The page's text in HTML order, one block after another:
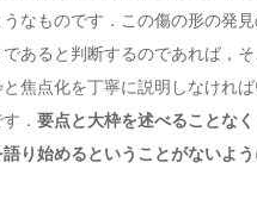
なものです．この傷の形の発
あると判断するのであれば，
焦点化を丁寧に説明しなけれ
． 要点と大枠を述べることな
り始めるということがないよ